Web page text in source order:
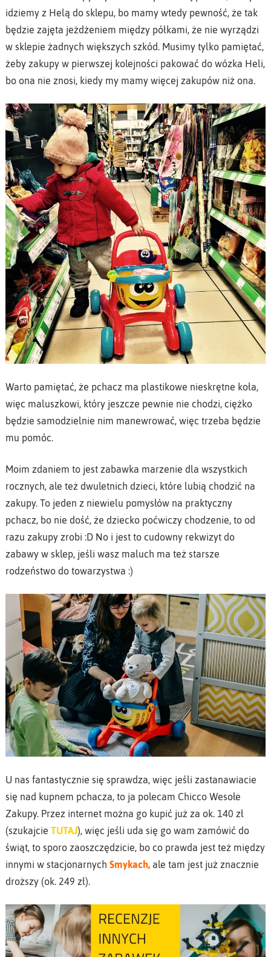
idziemy z Helą do sklepu, bo mamy wtedy pewność, że tak
będzie zajęta jeżdżeniem między półkami, że nie wyrządzi
w sklepie żadnych większych szkód. Musimy tylko pamiętać,
żeby zakupy w pierwszej kolejności pakować do wózka Heli,
bo ona nie znosi, kiedy my mamy więcej zakupów niż ona.
Warto pamiętać, że pchacz ma plastikowe nieskrętne koła,
więc maluszkowi, który jeszcze pewnie nie chodzi, ciężko
będzie samodzielnie nim manewrować, więc trzeba będzie
mu pomóc.
Moim zdaniem to jest zabawka marzenie dla wszystkich
rocznych, ale też dwuletnich dzieci, które lubią chodzić na
zakupy. To jeden z niewielu pomysłów na praktyczny
pchacz, bo nie dość, że dziecko poćwiczy chodzenie, to od
razu zakupy zrobi :D No i jest to cudowny rekwizyt do
zabawy w sklep, jeśli wasz maluch ma też starsze
rodzeństwo do towarzystwa :)
U nas fantastycznie się sprawdza, więc jeśli zastanawiacie
się nad kupnem pchacza, to ja polecam Chicco Wesołe
Zakupy. Przez internet można go kupić już za ok. 140 zł
(szukajcie TUTAJ), więc jeśli uda się go wam zamówić do
świąt, to sporo zaoszczędzicie, bo co prawda jest też między
innymi w stacjonarnych Smykach,ale tam jest już znacznie
droższy (ok. 249 zł).